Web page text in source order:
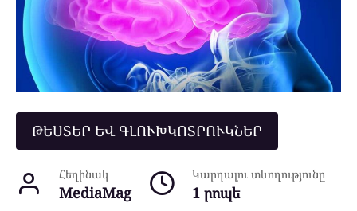
ԹԵՍՏԵՐ ԵՎ ԳԼՈՒԽԿՈՏՐՈՒԿՆԵՐ
Հեղինակ
MediaMag
Կարդալու տևողությունը
1 րոպե